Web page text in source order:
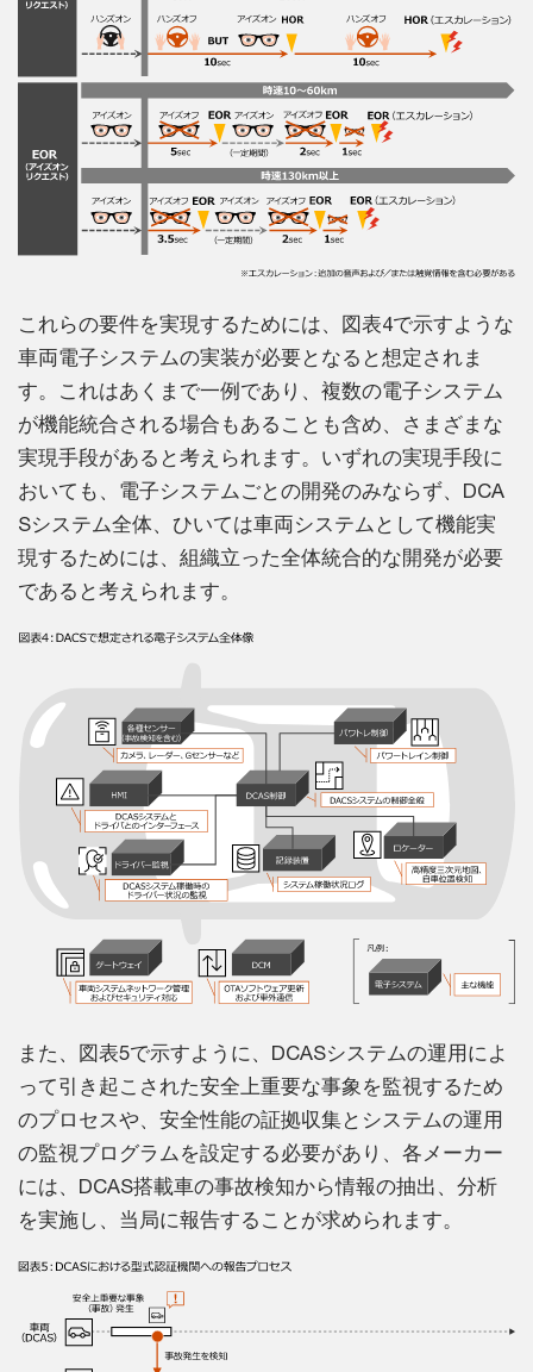
これらの要件を実現するためには、図表4で示すような
車両電子システムの実装が必要となると想定されま
す。これはあくまで一例であり、複数の電子システム
が機能統合される場合もあることも含め、さまざまな
実現手段があると考えられます。いずれの実現手段に
おいても、電子システムごとの開発のみならず、DCA
Sシステム全体、ひいては車両システムとして機能実
現するためには、組織立った全体統合的な開発が必要
であると考えられます。
また、図表5で示すように、DCASシステムの運用によ
って引き起こされた安全上重要な事象を監視するため
のプロセスや、安全性能の証拠収集とシステムの運用
の監視プログラムを設定する必要があり、各メーカー
には、DCAS搭載車の事故検知から情報の抽出、分析
を実施し、当局に報告することが求められます。